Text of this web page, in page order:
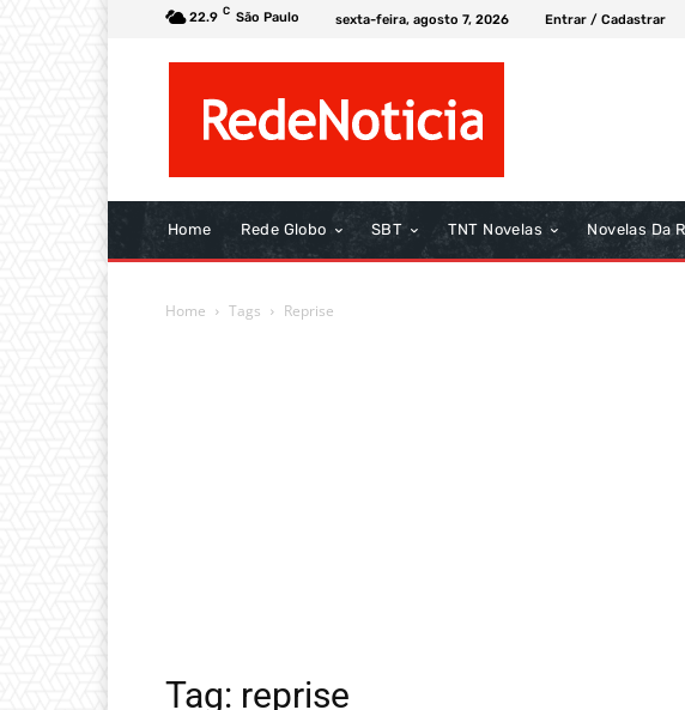
22.9 C São Paulo sexta-feira, agosto 7, 2026 Entrar / Cadastrar
Home Rede Globo SBT TNT Novelas Novelas Da
Home Tags Reprise
Tag: reprise